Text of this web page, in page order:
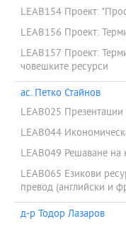
LEAB154 Проект:
LEAB156 Проект:
LEAB157 Проект:
човешките ресурси
ас. Петко Стайнов
LEAB025
LEAB044
LEAB049 Решаване на
LEAB065 Езикови
превод (английски и
д-р Тодор Лазаров